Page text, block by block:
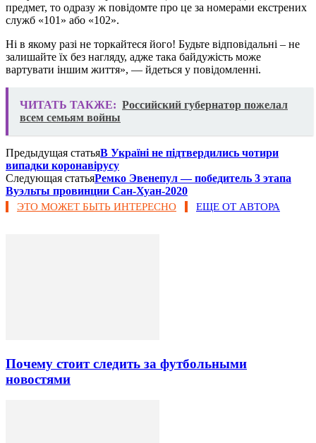
предмет, то одразу ж повідомте про це за номерами екстрених
служб «101» або «102».
Ні в якому разі не торкайтеся його! Будьте відповідальні – не
залишайте їх без нагляду, адже така байдужість може
вартувати іншим життя», — йдеться у повідомленні.
ЧИТАТЬ ТАКЖЕ: Российский губернатор пожелал
всем семьям войны
Предыдущая статьяВ Україні не підтвердились чотири
випадки коронавірусу
Следующая статьяРемко Эвенепул — победитель 3 этапа
Вуэльты провинции Сан-Хуан-2020
ЭТО МОЖЕТ БЫТЬ ИНТЕРЕСНО ЕЩЕ ОТ АВТОРА
Почему стоит следить за футбольными
новостями